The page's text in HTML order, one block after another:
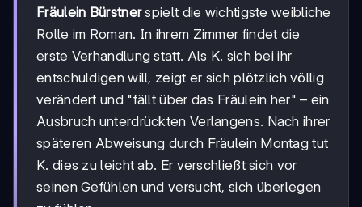
Fräulein Bürstnerspielt die wichtigste weibliche
Rolle im Roman. In ihrem Zimmer findet die
erste Verhandlung statt. Als K. sich bei ihr
entschuldigen will, zeigt er sich plötzlich völlig
verändert und "fällt über das Fräulein her" – ein
Ausbruch unterdrückten Verlangens. Nach ihrer
späteren Abweisung durch Fräulein Montag tut
K. dies zu leicht ab. Er verschließt sich vor
seinen Gefühlen und versucht, sich überlegen